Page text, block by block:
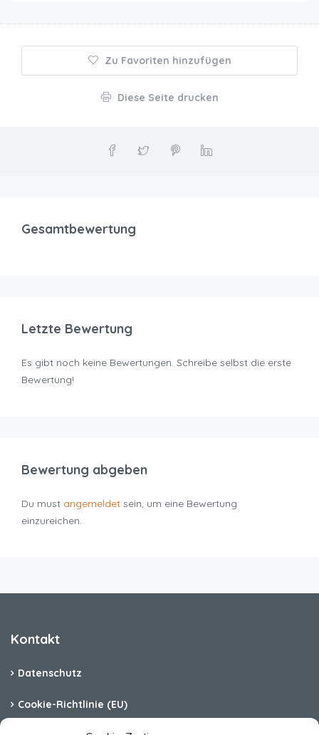
Zu Favoriten hinzufügen
Diese Seite drucken
Gesamtbewertung
Letzte Bewertung
Es gibt noch keine Bewertungen. Schreibe selbst die erste
Bewertung!
Bewertung abgeben
Du must angemeldet sein, um eine Bewertung
einzureichen.
Kontakt
Datenschutz
Cookie-Richtlinie (EU)